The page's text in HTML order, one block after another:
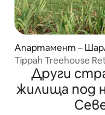
Апартамент –
Tippah Treehouse
Други
жилища под